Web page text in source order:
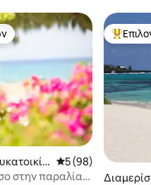
Μέση βαθμολογία:
5 (98)
στην παραλία